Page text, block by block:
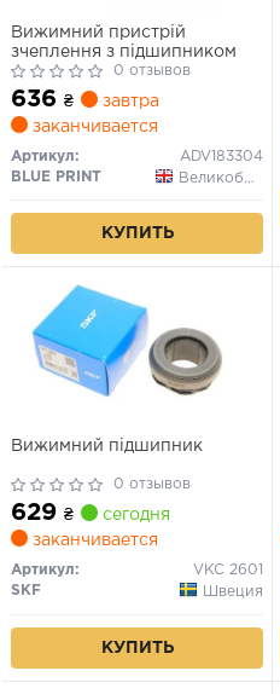
Вижимний пристрій
зчеплення з підшипником
0 отзывов
636 ₴
завтра
заканчивается
Артикул:
ADV183304
BLUE PRINT
Великобритания
КУПИТЬ
Вижимний підшипник
0 отзывов
629 ₴
сегодня
заканчивается
Артикул:
VKC 2601
SKF
Швеция
КУПИТЬ